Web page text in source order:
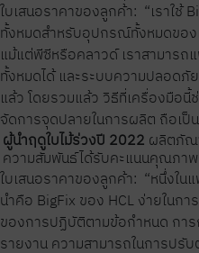
ใบเสนอราคาของลูกค้า: “เราใช้
ทั้งหมดสำหรับอุปกรณ์ทั้งหมดของ
แม้แต่พีซีหรือคลาวด์ เราสามารถ
ทั้งหมดได้ และระบบความปลอด
แล้ว โดยรวมแล้ว วิธีที่เครื่องมือนี้
จัดการจุดปลายในการผลิต ถือเป็
ผู้นำฤดูใบไม้ร่วงปี 2022 ผลิตภัณ
ความสัมพันธ์ได้รับคะแนนคุณภาพ
ใบเสนอราคาของลูกค้า: “หนึ่งใน
นำคือ BigFix ของ HCL ง่ายในก
ของการปฏิบัติตามข้อกำหนด กา
รายงาน ความสามารถในการปรั